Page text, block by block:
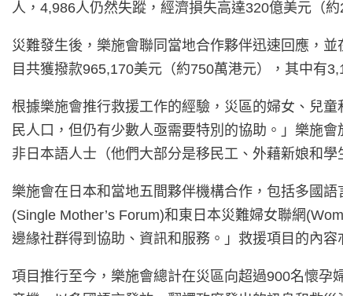
人，4,986人仍然失蹤，經濟損失高達320億美元（約
災難發生後，樂施會聯同當地合作夥伴迅速回應，
目共獲撥款965,170美元（約750萬港元），其中有
根據樂施會推行救援工作的經驗，災區的婦女、兒
民人口，但仍有少數人亟需要特別的協助。」樂施
非日本語人士（他們大部分是移民工、外藉新娘和學
樂施會在日本和當地五間夥伴機構合作，包括多國
(Single Mother’s Forum)和東日本災難婦女聯網
邊緣社群得到協助、資訊和服務。」救援項目的內
項目推行至今，樂施會總計在災區向超過900名懷